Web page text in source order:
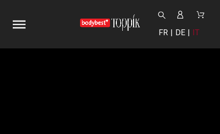
FR DE IT